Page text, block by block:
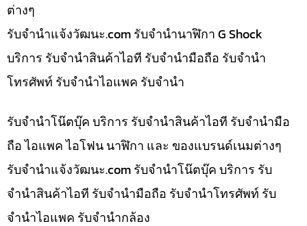
ต่างๆ
รับจํานําแจ้งวัฒนะ.com รับจำนำนาฬิกา G Shock
บริการ รับจำนำสินค้าไอที รับจำนำมือถือ รับจำนำ
โทรศัพท์ รับจำนำไอแพค รับจำนำ
รับจำนำโน๊ตบุ๊ค บริการ รับจำนำสินค้าไอที รับจำนำมือ
ถือ ไอแพค ไอโฟน นาฬิกา และ ของแบรนด์เนมต่างๆ
รับจํานําแจ้งวัฒนะ.com รับจำนำโน๊ตบุ๊ค บริการ รับ
จำนำสินค้าไอที รับจำนำมือถือ รับจำนำโทรศัพท์ รับ
จำนำไอแพค รับจำนำกล้อง